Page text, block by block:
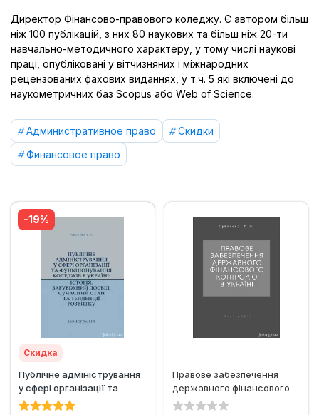
Директор Фінансово-правового коледжу. Є автором більш
ніж 100 публікацій, з них 80 наукових та більш ніж 20-ти
навчально-методичного характеру, у тому числі наукові
праці, опубліковані у вітчизняних і міжнародних
рецензованих фахових виданнях, у т.ч. 5 які включені до
наукометричних баз Scopus або Web of Science.
Административное право
Скидки
Финансовое право
Скидка
Публічне адміністрування
у сфері організації та
функціонування коледжів...
-19%
Правове забезпечення
державного фінансового
контролю в Україні